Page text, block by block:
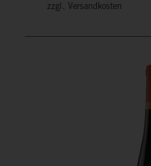
zzgl. Versandkosten